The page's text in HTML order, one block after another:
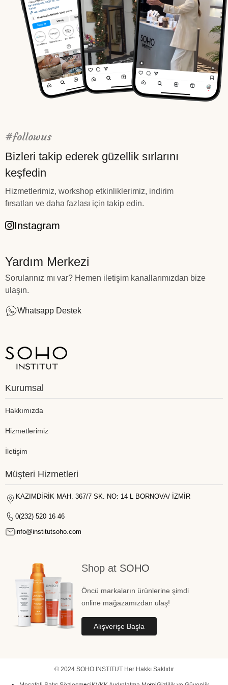
Kurumsal
Hakkımızda
Hizmetlerimiz
İletişim
Müşteri Hizmetleri
KAZIMDİRİK MAH. 367/7 SK. NO: 14 L BORNOVA/ İZMİR
0(232) 520 16 46
info@institutsoho.com
Shop at SOHO
Öncü markaların ürünlerine şimdi
online mağazamızdan ulaş!
Alışverişe Başla
#followus
Bizleri takip ederek güzellik sırlarını
keşfedin
Hizmetlerimiz, workshop etkinliklerimiz, indirim
fırsatları ve daha fazlası için takip edin.
Instagram
Yardım Merkezi
Sorularınız mı var? Hemen iletişim kanallarımızdan bize
ulaşın.
Whatsapp Destek
© 2024 SOHO INSTITUT Her Hakkı Saklıdır